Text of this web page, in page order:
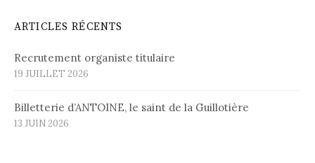
ARTICLES RÉCENTS
Recrutement organiste titulaire
19 JUILLET 2026
Billetterie d’ANTOINE, le saint de la Guillotière
13 JUIN 2026